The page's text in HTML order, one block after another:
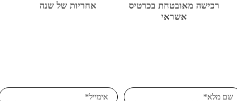
רכישה מאובטחת בכרטיס
אשראי
אחריות של שנה